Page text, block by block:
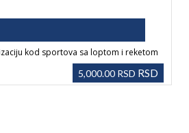
kod sportova sa loptom i reketom
5,000.00 RSD RSD